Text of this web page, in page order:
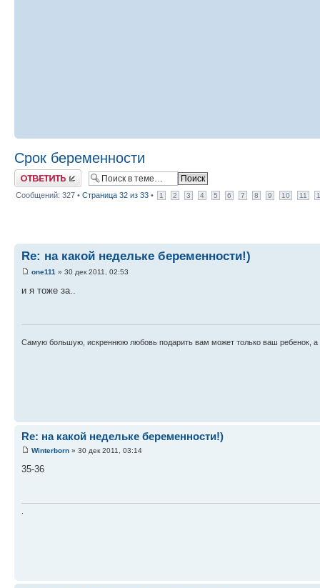
Срок беременности
Ответить
Сообщений: 327 • Страница 32 из 33 • 1 2 3 4 5 6 7 8 9 10 11
Re: на какой недельке беременности!)
one111 » 30 дек 2011, 02:53
и я тоже за..
Самую большую, искреннюю любовь подарить вам может только ваш ребенок, а
Re: на какой недельке беременности!)
Winterborn » 30 дек 2011, 03:14
35-36